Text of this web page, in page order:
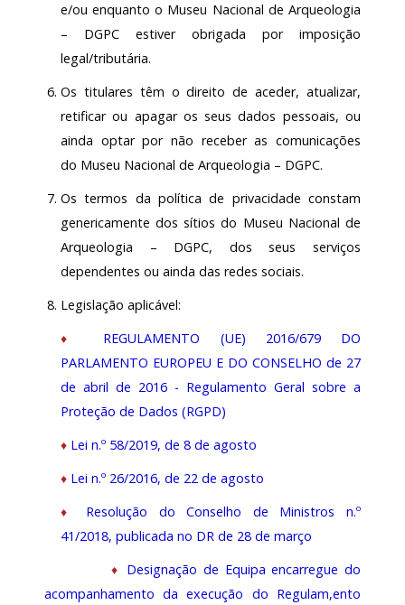
e/ou enquanto o Museu Nacional de Arqueologia
– DGPC estiver obrigada por imposição
legal/tributária.
Os titulares têm o direito de aceder, atualizar,
retificar ou apagar os seus dados pessoais, ou
ainda optar por não receber as comunicações
do Museu Nacional de Arqueologia – DGPC.
Os termos da política de privacidade constam
genericamente dos sítios do Museu Nacional de
Arqueologia – DGPC, dos seus serviços
dependentes ou ainda das redes sociais.
Legislação aplicável:
♦
REGULAMENTO (UE) 2016/679 DO
PARLAMENTO EUROPEU E DO CONSELHO de 27
de abril de 2016- Regulamento Geral sobre a
Proteção de Dados (RGPD)
♦ Lei n.º 58/2019, de 8 de agosto
♦ Lei n.º 26/2016, de 22 de agosto
♦
Resolução do Conselho de Ministros n.º
41/2018, publicada no DR de 28 de março
♦ Designação de Equipa encarregue do
acompanhamento da execução do Regulam,ento